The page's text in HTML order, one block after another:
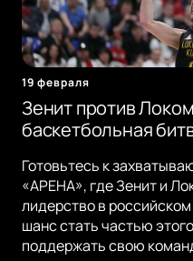
19 февраля
Зенит против
баскетбольная
Готовьтесь к
«АРЕНА», где Зенит и
лидерство в
шанс стать частью
поддержать свою